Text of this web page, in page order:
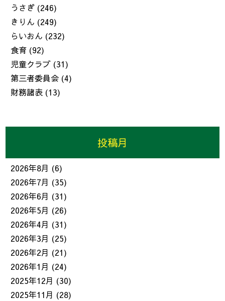
うさぎ (246)
きりん (249)
らいおん (232)
食育 (92)
児童クラブ (31)
第三者委員会 (4)
財務諸表 (13)
投稿月
2026年8月 (6)
2026年7月 (35)
2026年6月 (31)
2026年5月 (26)
2026年4月 (31)
2026年3月 (25)
2026年2月 (21)
2026年1月 (24)
2025年12月 (30)
2025年11月 (28)